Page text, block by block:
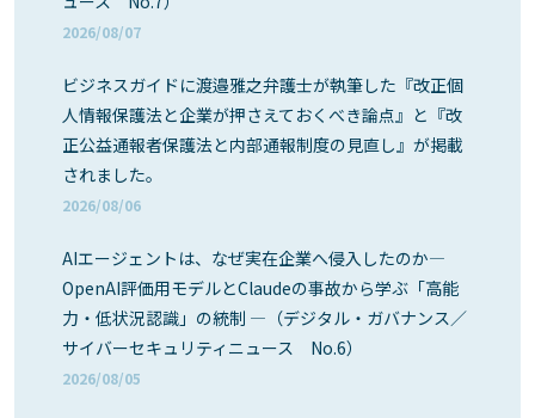
2026/08/07
ビジネスガイドに渡邉雅之弁護士が執筆した『改正個
人情報保護法と企業が押さえておくべき論点』と『改
正公益通報者保護法と内部通報制度の見直し』が掲載
されました。
2026/08/06
AIエージェントは、なぜ実在企業へ侵入したのか―
OpenAI評価用モデルとClaudeの事故から学ぶ「高能
力・低状況認識」の統制 ―（デジタル・ガバナンス／
サイバーセキュリティニュース No.6）
2026/08/05